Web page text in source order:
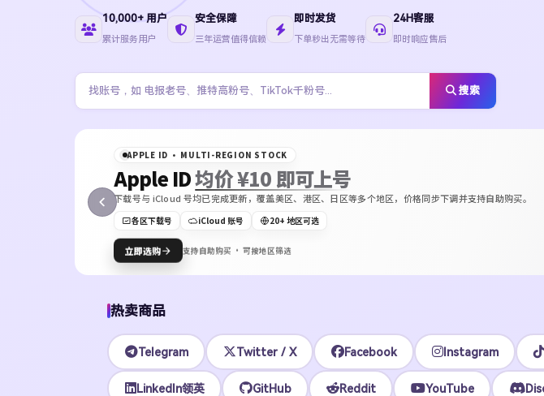
10,000+ 用户
累计服务用户
安全保障
三年运营值得信赖
即时发货
下单秒出无需等待
24H客服
即时响应售后
搜索
APPLE ID · MULTI-REGION STOCK
Apple ID均价 ¥10 即可上号
下载号与 iCloud 号均已完成更新，覆盖美区、港区、日区等多个地区，价格同步下调并支持自助购买。
各区下载号 iCloud 账号 20+ 地区可选
立即选购 支持自助购买 · 可按地区筛选
热卖商品
Telegram Twitter / X Facebook Instagram
LinkedIn领英 GitHub Reddit YouTube